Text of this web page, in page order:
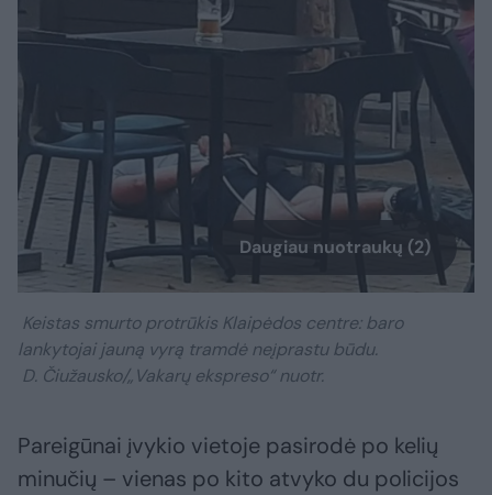
Daugiau nuotraukų (2)
Keistas smurto protrūkis Klaipėdos centre: baro
lankytojai jauną vyrą tramdė neįprastu būdu.
D. Čiužausko/„Vakarų ekspreso“ nuotr.
Pareigūnai įvykio vietoje pasirodė po kelių
minučių – vienas po kito atvyko du policijos